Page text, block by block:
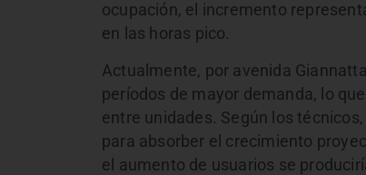
ocupación, el incremento
en las horas pico.
Actualmente, por avenida
períodos de mayor demanda, lo
entre unidades. Según los
para absorber el crecimiento
el aumento de usuarios se